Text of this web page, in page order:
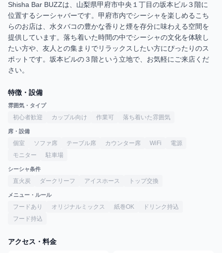
Shisha Bar BUZZは、山梨県甲府市中央１丁目の坂本ビル３階に
位置するシーシャバーです。甲府市内でシーシャを楽しめるこち
らのお店は、水タバコの豊かな香りと煙を存分に味わえる空間を
提供しています。落ち着いた時間の中でシーシャの文化を体験し
たい方や、友人との集まりでリラックスしたい方にぴったりのス
ポットです。坂本ビルの３階という立地で、お気軽にご来店くだ
さい。
特徴・設備
雰囲気・タイプ
初心者歓迎 カップル向け 作業可 落ち着いた雰囲気
席・設備
個室 ソファ席 テーブル席 カウンター席 WiFi
電源
モニター
駐車場
シーシャ条件
直火炭 ダークリーフ アイスホース トップ交換
メニュー・ルール
フードあり オリジナルミックス 紙巻OK
ドリンク持込
フード持込
アクセス・料金